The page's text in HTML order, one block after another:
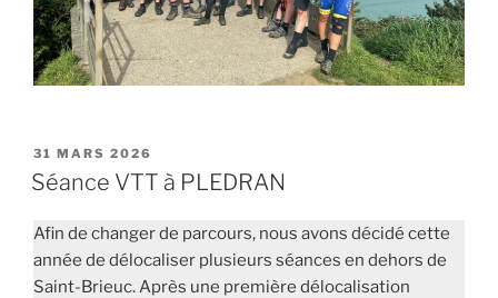
PUBLIÉ
LE
31 MARS 2026
Séance VTT à PLEDRAN
Afin de changer de parcours, nous avons décidé cette
année de délocaliser plusieurs séances en dehors de
Saint-Brieuc. Après une première délocalisation